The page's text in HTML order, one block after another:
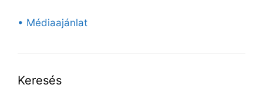
• Médiaajánlat
Keresés